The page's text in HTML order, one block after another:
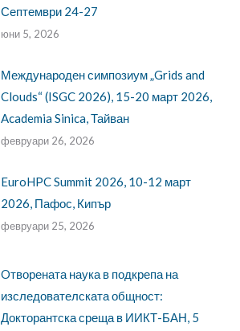
Септември 24-27
юни 5, 2026
Международен симпозиум „Grids and
Clouds“ (ISGC 2026), 15-20 март 2026,
Academia Sinica, Тайван
февруари 26, 2026
EuroHPC Summit 2026, 10-12 март
2026, Пафос, Кипър
февруари 25, 2026
Oтворената наука в подкрепа на
изследователската общност:
Докторантска среща в ИИКТ-БАН, 5